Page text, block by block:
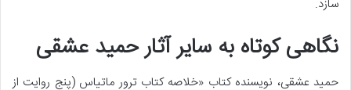
سازد.
نگاهی کوتاه به سایر آثار حمید عشقی
حمید عشقی، نویسنده کتاب «خلاصه کتاب ترور ماتیاس (پنج روایت از